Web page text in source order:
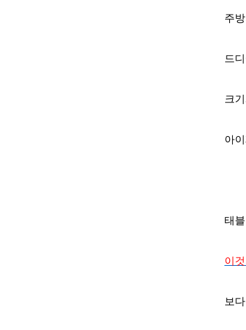
주
드
크
아
태
이
보